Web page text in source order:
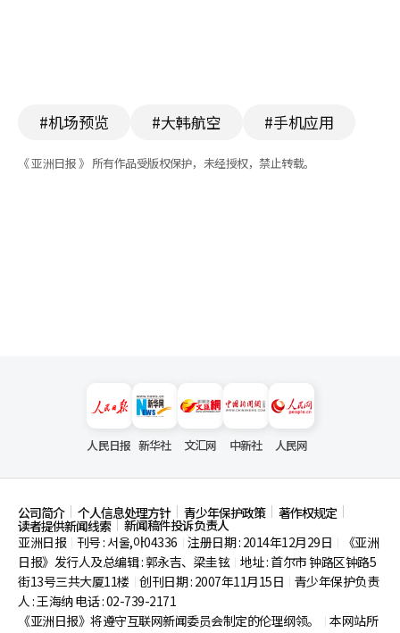
#机场预览 #大韩航空 #手机应用
《 亚洲日报 》 所有作品受版权保护，未经授权，禁止转载。
人民日报 新华社 文汇网 中新社 人民网
公司简介 个人信息处理方针 青少年保护政策 著作权规定
读者提供新闻线索
新闻稿件投诉负责人
亚洲日报
刊号 : 서울,아04336 注册日期 : 2014年12月29日
《亚洲
日报》发行人及总编辑 : 郭永吉、梁圭铉 地址 : 首尔市钟路区钟路5
街13号三共大厦11楼 创刊日期 : 2007年11月15日
青少年保护负责
人 : 王海纳 电话 : 02-739-2171
《亚洲日报》将遵守互联网新闻委员会制定的伦理纲领。
本网站所